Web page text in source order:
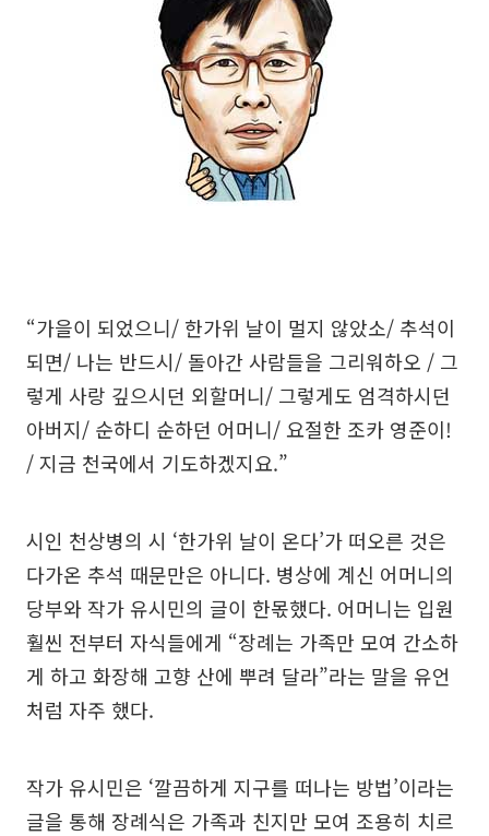
“가을이 되었으니/ 한가위 날이 멀지 않았소/ 추석이
되면/ 나는 반드시/ 돌아간 사람들을 그리워하오 / 그
렇게 사랑 깊으시던 외할머니/ 그렇게도 엄격하시던
아버지/ 순하디 순하던 어머니/ 요절한 조카 영준이!
/ 지금 천국에서 기도하겠지요.”
시인 천상병의 시 ‘한가위 날이 온다’가 떠오른 것은
다가온 추석 때문만은 아니다. 병상에 계신 어머니의
당부와 작가 유시민의 글이 한몫했다. 어머니는 입원
훨씬 전부터 자식들에게 “장례는 가족만 모여 간소하
게 하고 화장해 고향 산에 뿌려 달라”라는 말을 유언
처럼 자주 했다.
작가 유시민은 ‘깔끔하게 지구를 떠나는 방법’이라는
글을 통해 장례식은 가족과 친지만 모여 조용히 치르